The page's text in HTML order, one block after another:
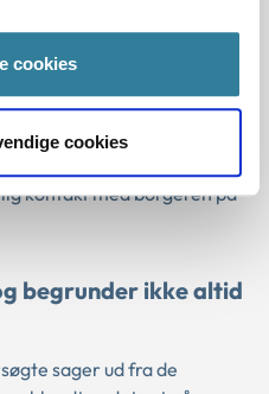
cookies
cookies
kontakt med borgeren.
var bekendt
kontakt med borgeren på
begrunder ikke altid
sager ud fra de